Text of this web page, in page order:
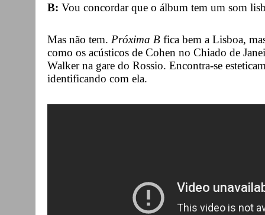
B: Vou concordar que o álbum tem um som
Mas não tem. Próxima B fica bem a Lisboa,
como os acústicos de Cohen no Chiado de
Walker na gare do Rossio. Encontra-se
identificando com ela.